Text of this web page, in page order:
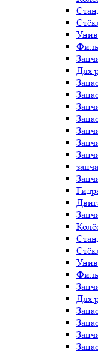
Для
Для